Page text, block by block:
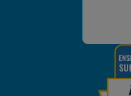
Transmission
Départ à la retraite
Préparer l’avenir
Assurance
Le Pack Famille
Allianz en France